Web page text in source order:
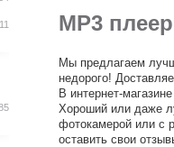
MP3
Мы предлагаем
недорого!
В интернет-
Хороший или даже
фотокамерой или с
оставить свои
11